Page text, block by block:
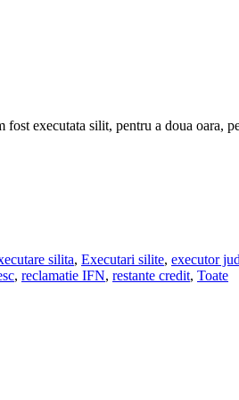
executata silit, pentru a doua oara,
silita, Executari silite, executor
, reclamatie IFN, restante credit, Toate